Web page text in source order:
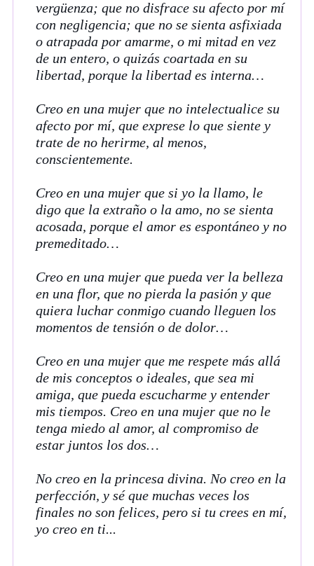
vergüenza; que no disfrace su afecto por mí
con negligencia; que no se sienta asfixiada
o atrapada por amarme, o mi mitad en vez
de un entero, o quizás coartada en su
libertad, porque la libertad es interna…
Creo en una mujer que no intelectualice su
afecto por mí, que exprese lo que siente y
trate de no herirme, al menos,
conscientemente.
Creo en una mujer que si yo la llamo, le
digo que la extraño o la amo, no se sienta
acosada, porque el amor es espontáneo y no
premeditado…
Creo en una mujer que pueda ver la belleza
en una flor, que no pierda la pasión y que
quiera luchar conmigo cuando lleguen los
momentos de tensión o de dolor…
Creo en una mujer que me respete más allá
de mis conceptos o ideales, que sea mi
amiga, que pueda escucharme y entender
mis tiempos. Creo en una mujer que no le
tenga miedo al amor, al compromiso de
estar juntos los dos…
No creo en la princesa divina. No creo en la
perfección, y sé que muchas veces los
finales no son felices, pero si tu crees en mí,
yo creo en ti...